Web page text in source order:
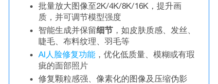
批量放大图像至2K/4K/8K/16K，提升画
质，并可调节模型强度
智能生成并保留细节，如皮肤质感、发丝、
睫毛、布料纹理、羽毛等
AI人脸修复功能，优化低质量、模糊或有瑕
疵的面部照片
修复颗粒感强、像素化的图像及压缩伪影